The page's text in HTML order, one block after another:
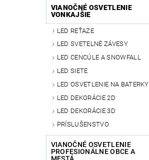
VIANOČNÉ OSVETLENIE
VONKAJŠIE
LED REŤAZE
LED SVETELNÉ ZÁVESY
LED CENCÚLE A SNOWFALL
LED SIETE
LED OSVETLENIE NA BATERKY
LED DEKORÁCIE 2D
LED DEKORÁCIE 3D
PRÍSLUŠENSTVO
VIANOČNÉ OSVETLENIE
PROFESIONÁLNE OBCE A